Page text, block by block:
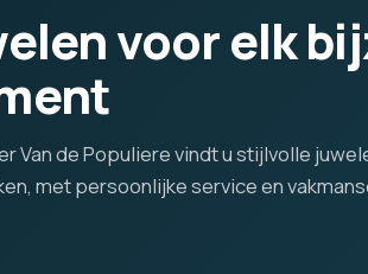
voor elk
Van de Populiere vindt u stijlvolle
met persoonlijke service en